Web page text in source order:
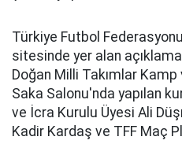
Türkiye Futbol
sitesinde yer alan
Doğan Milli Takımlar
Saka Salonu'nda yapılan
ve İcra Kurulu Üyesi Ali
Kadir Kardaş ve TFF Maç